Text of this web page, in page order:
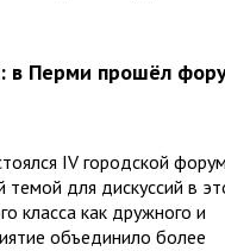
в Перми прошёл
IV городской
темой для дискуссий в
класса как дружного и
объединило более